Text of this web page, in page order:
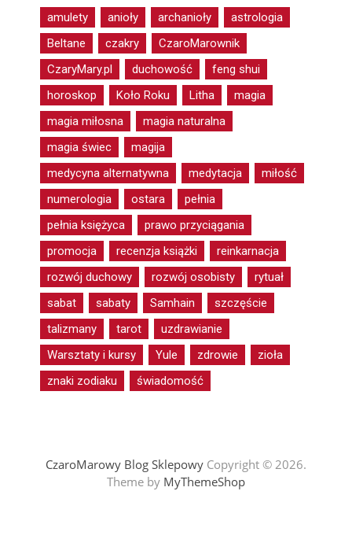
amulety anioły archanioły
astrologia
Beltane
czakry
CzaroMarownik
CzaryMary.pl
duchowość
feng shui
horoskop
Koło Roku Litha
magia
magia miłosna
magia naturalna
magia świec
magija
medycyna alternatywna
medytacja
miłość
numerologia
ostara
pełnia
pełnia księżyca
prawo przyciągania
promocja
recenzja książki
reinkarnacja
rozwój duchowy
rozwój osobisty
rytuał
sabat
sabaty Samhain
szczęście
talizmany
tarot
uzdrawianie
Warsztaty i kursy
Yule zdrowie
zioła
znaki zodiaku
świadomość
CzaroMarowy Blog SklepowyCopyright © 2026.
Theme by MyThemeShop